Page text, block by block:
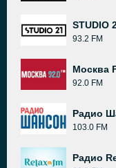
STUDIO
93.2 FM
Москва
92.0 FM
Радио
103.0 FM
Радио